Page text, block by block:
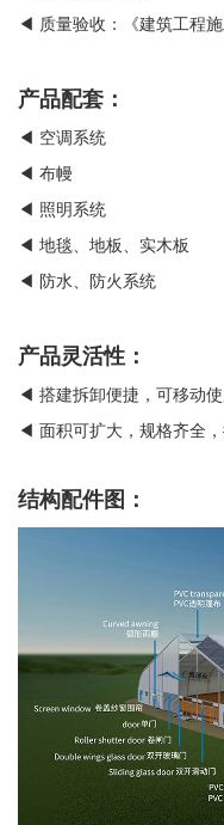
◀ 质量验收：《建筑工程施
产品配套：
◀ 空调系统
◀ 布幔
◀ 照明系统
◀ 地毯、地板、实木板
◀ 防水、防火系统
产品灵活性：
◀ 搭建拆卸便捷，可移动使
◀ 面积可扩大，规格齐全
结构配件图：